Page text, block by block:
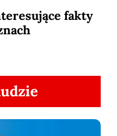
fakty